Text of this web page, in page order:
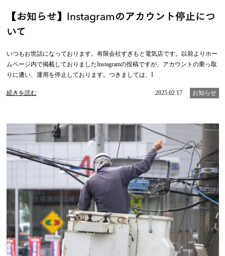
【お知らせ】Instagramのアカウント停止につ
いて
いつもお世話になっております。有限会社すぎもと電気店です。以前よりホー
ムページ内で掲載しておりましたInstagramの投稿ですが、アカウントの乗っ取
りに遭い、運用を停止しております。つきましては、I
続きを読む 2025.02.17 お知らせ